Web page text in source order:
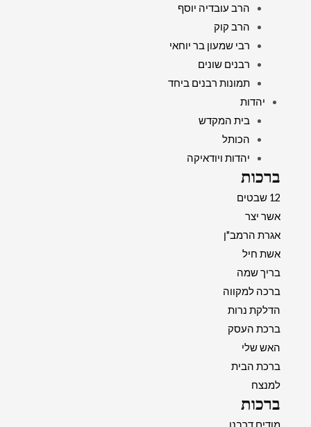
הרב עובדיה יוסף
הרב קוק
רבי שמעון בר יוחאי
רבנים שונים
תמונות רבנים ביחד
יהדות
בית המקדש
הכותל
יהדות ויודאיקה
ברכות
12 שבטים
אשר יצר
אגרת הרמב"ן
אשת חיל
בריך שמה
ברכה למקווה
הדלקת נרות
ברכת העסק
האש שלי
ברכת הבית
למנצח
ברכות